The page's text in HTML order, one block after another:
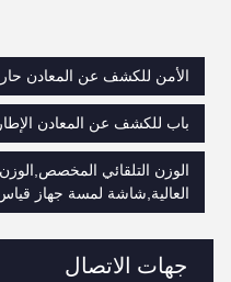
جهات الاتصال
الأمن للكشف عن المعادن
باب للكشف عن المعادن الإطار
الوزن التلقائي
العالية,شاشة لمسة جهاز